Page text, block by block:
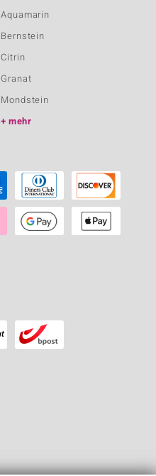
Aquamarin
Bernstein
Citrin
Granat
Mondstein
mehr